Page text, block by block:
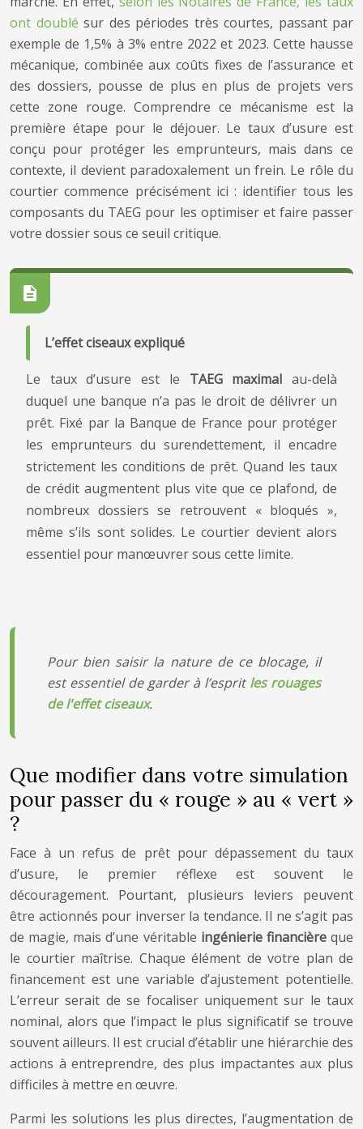
ont doublé sur des périodes très courtes, passant par
exemple de 1,5% à 3% entre 2022 et 2023. Cette hausse
mécanique, combinée aux coûts fixes de l’assurance et
des dossiers, pousse de plus en plus de projets vers
cette zone rouge. Comprendre ce mécanisme est la
première étape pour le déjouer. Le taux d’usure est
conçu pour protéger les emprunteurs, mais dans ce
contexte, il devient paradoxalement un frein. Le rôle du
courtier commence précisément ici : identifier tous les
composants du TAEG pour les optimiser et faire passer
votre dossier sous ce seuil critique.
L’effet ciseaux expliqué
Le taux d’usure est le TAEG maximal au-delà
duquel une banque n’a pas le droit de délivrer un
prêt. Fixé par la Banque de France pour protéger
les emprunteurs du surendettement, il encadre
strictement les conditions de prêt. Quand les taux
de crédit augmentent plus vite que ce plafond, de
nombreux dossiers se retrouvent « bloqués »,
même s’ils sont solides. Le courtier devient alors
essentiel pour manœuvrer sous cette limite.
Pour bien saisir la nature de ce blocage, il
est essentiel de garder à l’espritles rouages
de l'effet ciseaux.
Que modifier dans votre simulation
pour passer du « rouge » au « vert »
?
Face à un refus de prêt pour dépassement du taux
d’usure, le premier réflexe est souvent le
découragement. Pourtant, plusieurs leviers peuvent
être actionnés pour inverser la tendance. Il ne s’agit pas
de magie, mais d’une véritable ingénierie financièreque
le courtier maîtrise. Chaque élément de votre plan de
financement est une variable d’ajustement potentielle.
L’erreur serait de se focaliser uniquement sur le taux
nominal, alors que l’impact le plus significatif se trouve
souvent ailleurs. Il est crucial d’établir une hiérarchie des
actions à entreprendre, des plus impactantes aux plus
difficiles à mettre en œuvre.
Parmi les solutions les plus directes, l’augmentation de